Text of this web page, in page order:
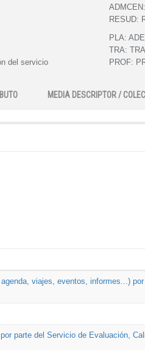
ADMCEN:
RESUD:
del servicio
PLA:
TRA:
PROF:
MEDIA DESCRIPTOR /
viajes, eventos, informes...) por
parte del Servicio de Evaluación,